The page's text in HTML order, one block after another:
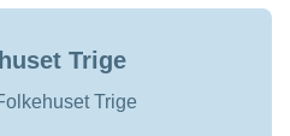
Trige
Trige